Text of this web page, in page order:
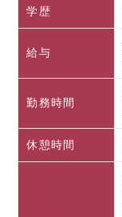
学歴
給与
勤務時間
休憩時間